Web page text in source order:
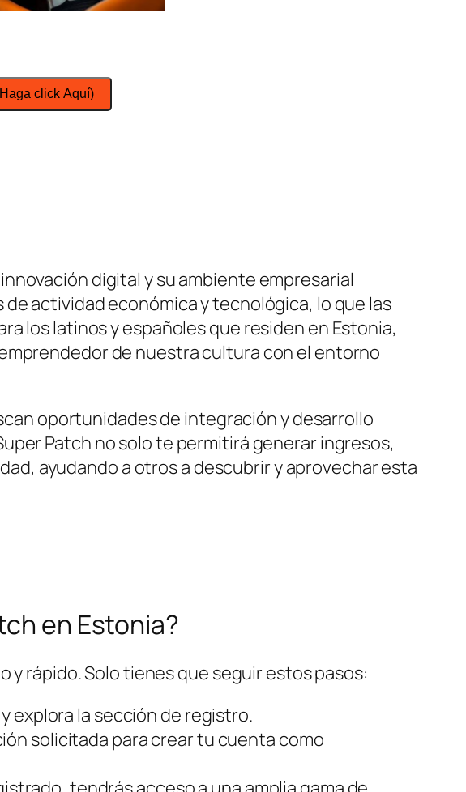
click Aquí)
digital y su ambiente empresarial
actividad económica y tecnológica, lo que las
los latinos y españoles que residen en Estonia,
de nuestra cultura con el entorno
oportunidades de integración y desarrollo
Patch no solo te permitirá generar ingresos,
ayudando a otros a descubrir y aprovechar esta
en Estonia?
y rápido. Solo tienes que seguir estos pasos:
y explora la sección de registro.
solicitada para crear tu cuenta como